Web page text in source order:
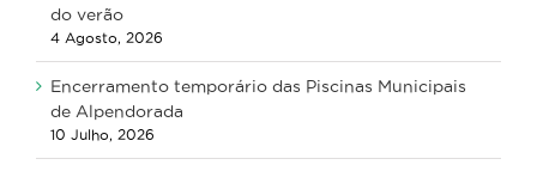
do verão
4 Agosto, 2026
Encerramento temporário das Piscinas Municipais
de Alpendorada
10 Julho, 2026